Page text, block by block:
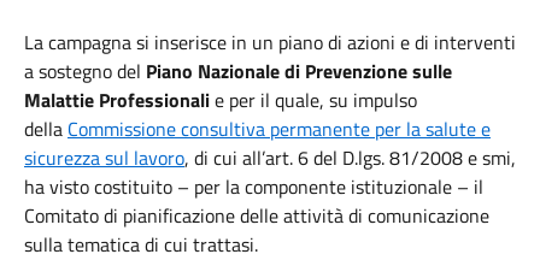
La campagna si inserisce in un piano di azioni e di interventi
a sostegno del Piano Nazionale di Prevenzione sulle
Malattie Professionalie per il quale, su impulso
della Commissione consultiva permanente per la salute e
sicurezza sul lavoro, di cui all’art. 6 del D.lgs. 81/2008 e smi,
ha visto costituito – per la componente istituzionale – il
Comitato di pianificazione delle attività di comunicazione
sulla tematica di cui trattasi.